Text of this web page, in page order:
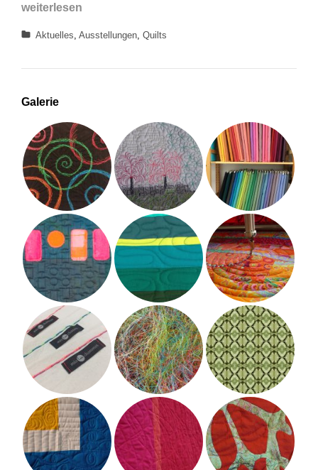
weiterlesen
Categories
Aktuelles Ausstellungen Quilts
Galerie